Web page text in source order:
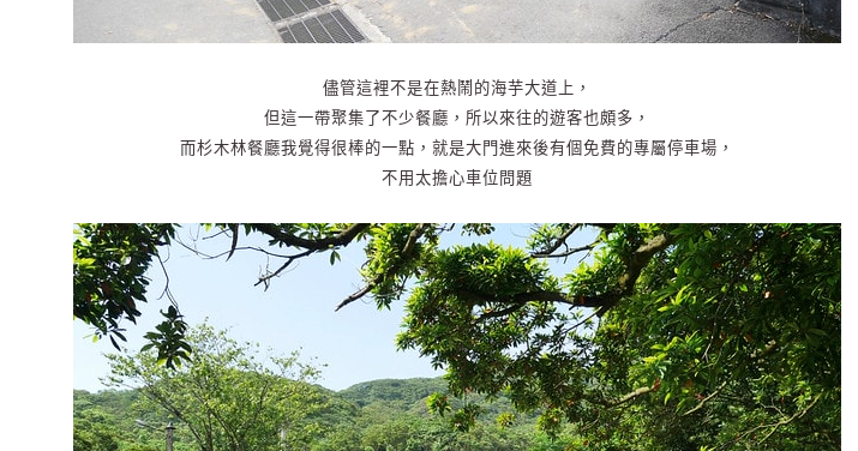
儘管這裡不是在熱鬧的海芋大道上，
但這一帶聚集了不少餐廳，所以來往的遊客也頗多，
而杉木林餐廳我覺得很棒的一點，就是大門進來後有個免費的專屬停車場，
不用太擔心車位問題